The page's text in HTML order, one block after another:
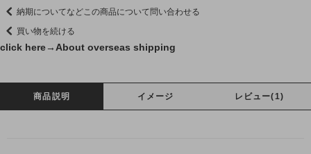
納期についてなどこの商品について問い合わせる
買い物を続ける
click here→ About overseas shipping
商品説明 イメージ レビュー(1)